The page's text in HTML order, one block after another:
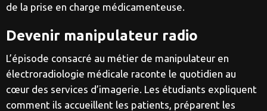
de la prise en charge médicamenteuse.
Devenir manipulateur radio
L’épisode consacré au métier de manipulateur en
électroradiologie médicale raconte le quotidien au
cœur des services d’imagerie. Les étudiants expliquent
comment ils accueillent les patients, préparent les